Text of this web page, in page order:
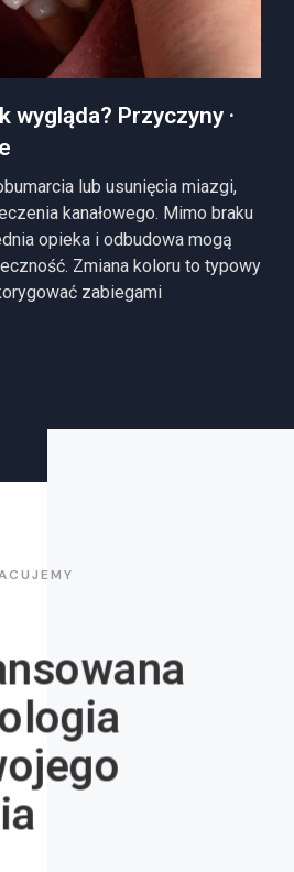
wygląda? Przyczyny ·
lub usunięcia miazgi,
kanałowego. Mimo braku
opieka i odbudowa mogą
Zmiana koloru to typowy
zabiegami